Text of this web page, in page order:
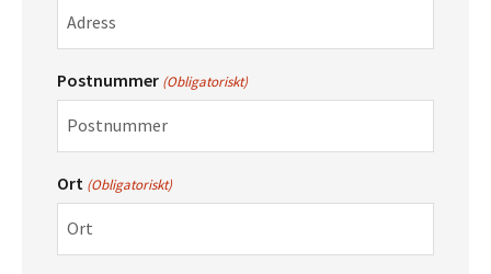
Postnummer (Obligatoriskt)
Ort (Obligatoriskt)